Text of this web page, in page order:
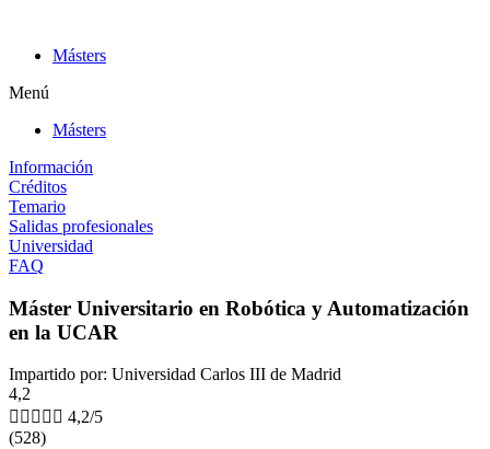
contenidoMásters
Menú
Másters
Información
Créditos
Temario
Salidas profesionales
Universidad
FAQ
Máster Universitario en Robótica y Automatización
en la UCAR
Impartido por: Universidad Carlos III de Madrid
4,2
     4,2/5
(528)